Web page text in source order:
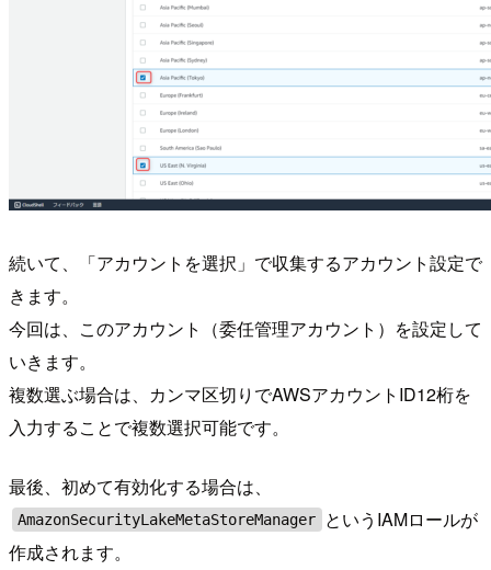
続いて、「アカウントを選択」で収集するアカウント設定で
きます。
今回は、このアカウント（委任管理アカウント）を設定して
いきます。
複数選ぶ場合は、カンマ区切りでAWSアカウントID12桁を
入力することで複数選択可能です。
最後、初めて有効化する場合は、
AmazonSecurityLakeMetaStoreManager
というIAMロールが
作成されます。